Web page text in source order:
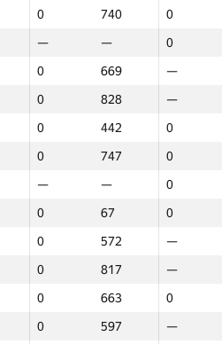
0 740 0
— — 0
0 669 —
0 828 —
0 442 0
0 747 0
— — 0
0 67 0
0 572 —
0 817 —
0 663 0
0 597 —